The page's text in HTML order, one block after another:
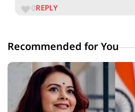
0REPLY
Recommended for You